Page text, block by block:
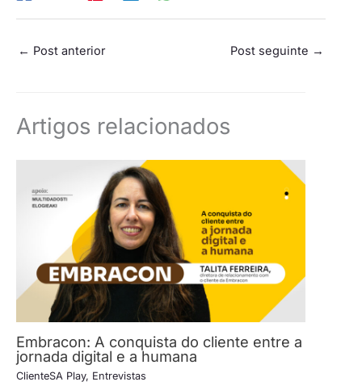
← Post anterior Post seguinte →
Artigos relacionados
Embracon: A conquista do cliente entre a
jornada digital e a humana
ClienteSA Play, Entrevistas